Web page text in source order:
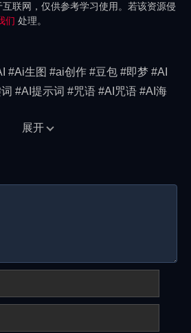
联网，仅供参考学习使用。若该资源侵
们 处理。
#Ai生图 #ai创作 #豆包 #即梦 #AI
#AI提示词 #咒语 #AI咒语 #AI海
展开